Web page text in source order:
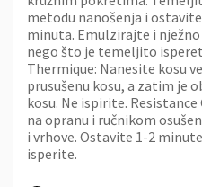
metodu nanošenja i
minuta. Emulzirajte i
nego što je temeljito
Thermique: Nanesite kosu
prusušenu kosu, a zatim je
kosu. Ne ispirite.
na opranu i ručnikom
i vrhove. Ostavite 1-2
isperite.